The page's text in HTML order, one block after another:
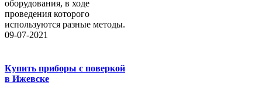
оборудования, в ходе
проведения которого
используются разные методы.
09-07-2021
Купить приборы с поверкой
в Ижевске